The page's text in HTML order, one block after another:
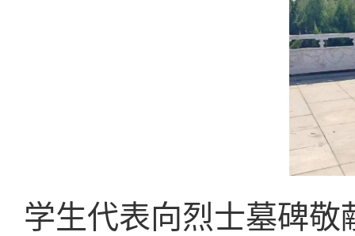
学生代表向烈士墓碑